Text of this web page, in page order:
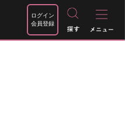
ログイン
会員登録